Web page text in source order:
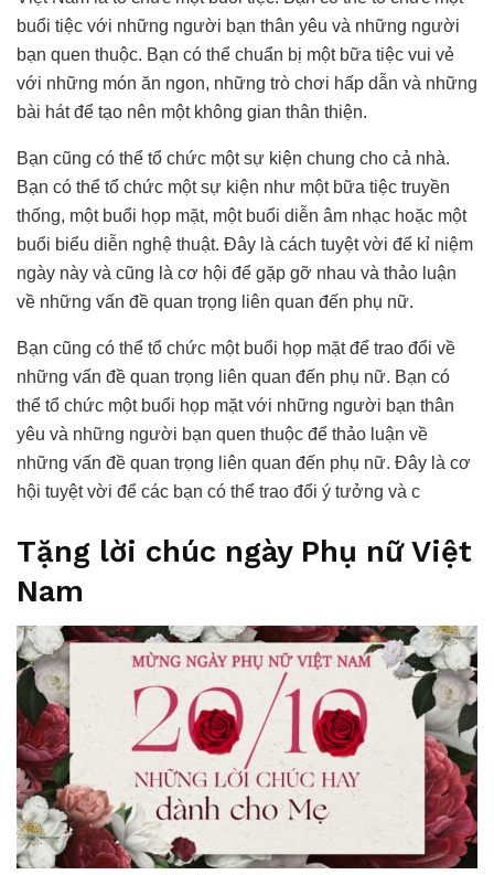
buổi tiệc với những người bạn thân yêu và những người
bạn quen thuộc. Bạn có thể chuẩn bị một bữa tiệc vui vẻ
với những món ăn ngon, những trò chơi hấp dẫn và những
bài hát để tạo nên một không gian thân thiện.
Bạn cũng có thể tổ chức một sự kiện chung cho cả nhà.
Bạn có thể tổ chức một sự kiện như một bữa tiệc truyền
thống, một buổi họp mặt, một buổi diễn âm nhạc hoặc một
buổi biểu diễn nghệ thuật. Đây là cách tuyệt vời để kỉ niệm
ngày này và cũng là cơ hội để gặp gỡ nhau và thảo luận
về những vấn đề quan trọng liên quan đến phụ nữ.
Bạn cũng có thể tổ chức một buổi họp mặt để trao đổi về
những vấn đề quan trọng liên quan đến phụ nữ. Bạn có
thể tổ chức một buổi họp mặt với những người bạn thân
yêu và những người bạn quen thuộc để thảo luận về
những vấn đề quan trọng liên quan đến phụ nữ. Đây là cơ
hội tuyệt vời để các bạn có thể trao đổi ý tưởng và c
Tặng lời chúc ngày Phụ nữ Việt
Nam